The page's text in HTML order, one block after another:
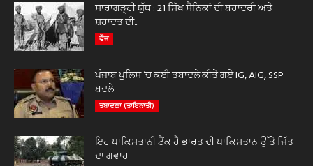
ਸਾਰਾਗੜ੍ਹੀ ਯੁੱਧ : 21 ਸਿੱਖ ਸੈਨਿਕਾਂ ਦੀ ਬਹਾਦਰੀ ਅਤੇ
ਸ਼ਹਾਦਤ ਦੀ...
ਫੌਜ
ਪੰਜਾਬ ਪੁਲਿਸ ‘ਚ ਕਈ ਤਬਾਦਲੇ ਕੀਤੇ ਗਏ IG, AIG, SSP
ਬਦਲੇ
ਤਬਾਦਲਾ (ਤਾਇਨਾਤੀ)
ਇਹ ਪਾਕਿਸਤਾਨੀ ਟੈਂਕ ਹੈ ਭਾਰਤ ਦੀ ਪਾਕਿਸਤਾਨ ਉੱਤੇ ਜਿੱਤ
ਦਾ ਗਵਾਹ